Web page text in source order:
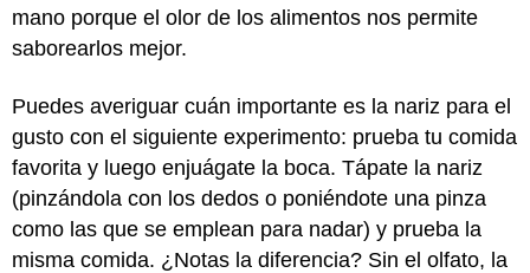
mano porque el olor de los alimentos nos permite
saborearlos mejor.
Puedes averiguar cuán importante es la nariz para el
gusto con el siguiente experimento: prueba tu comida
favorita y luego enjuágate la boca. Tápate la nariz
(pinzándola con los dedos o poniéndote una pinza
como las que se emplean para nadar) y prueba la
misma comida. ¿Notas la diferencia? Sin el olfato, la